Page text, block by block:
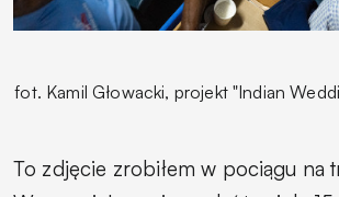
fot. Kamil Głowacki, projekt "Indian
To zdjęcie zrobiłem w pociągu na